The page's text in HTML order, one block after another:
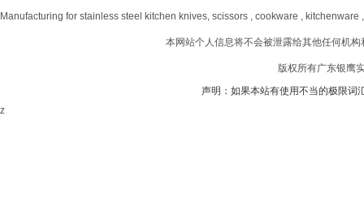
Manufacturing for stainless steel kitchen knives, scissors , cookware ,
本网站个人信息将不会被泄露给其他任何机
版权所有广东银鹰
声明：如果本站有使用不当的极限词
z